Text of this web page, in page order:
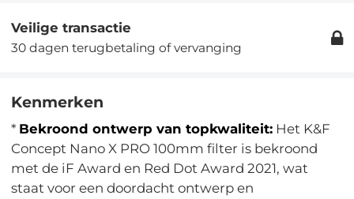
Veilige transactie
30 dagen terugbetaling of vervanging
Kenmerken
* Bekroond ontwerp van topkwaliteit: Het K&F
Concept Nano X PRO 100mm filter is bekroond
met de iF Award en Red Dot Award 2021, wat
staat voor een doordacht ontwerp en